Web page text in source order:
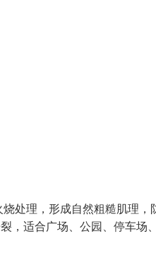
处理，形成自然粗糙肌理，
，适合广场、公园、停车场